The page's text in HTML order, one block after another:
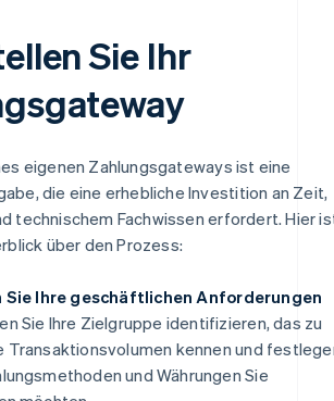
Sie Ihr
eigenen Zahlungsgateways ist eine
die eine erhebliche Investition an Zeit,
technischem Fachwissen erfordert. Hier
über den Prozess:
Sie Ihre geschäftlichen Anforderungen
Sie Ihre Zielgruppe identifizieren, das zu
Transaktionsvolumen kennen und
und Währungen Sie